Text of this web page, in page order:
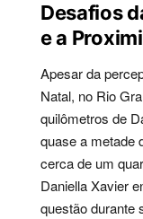
Desafios
e a
Apesar da
Natal, no Rio
quilômetros de
quase a metade
cerca de um
Daniella Xavier
questão durante